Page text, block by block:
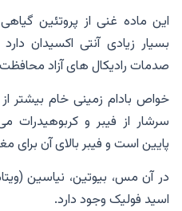
این ماده غنی از پروتئین
بسیار زیادی آنتی اکسیدان
صدمات رادیکال های آزاد
خواص بادام زمینی خام بیشتر
سرشار از فیبر و
پایین است و فیبر بالای آن برای
اسید فولیک وجود دارد.